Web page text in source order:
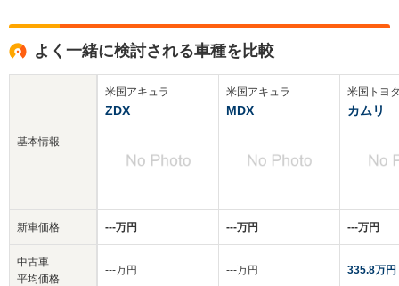
よく一緒に検討される車種を比較
基本情報
新車価格
中古車
平均価格
米国アキュラ
ZDX
‐‐‐万円
‐‐‐万円
米国アキュラ
MDX
‐‐‐万円
‐‐‐万円
米国トヨ
カムリ
‐‐‐万円
335.8万円